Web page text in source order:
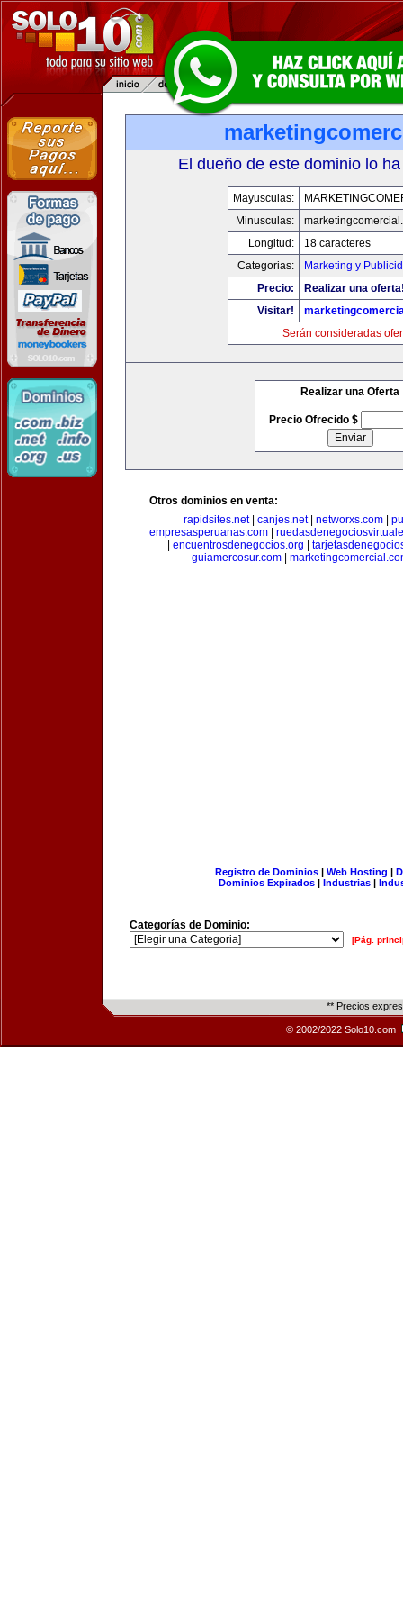
El dueño de este dominio lo
Mayusculas:
Minusculas:
Longitud:
18 caracteres
Categorias:
Marketing y
Precio:
Realizar una
Visitar!
Serán consideradas
Realizar una Oferta
Precio Ofrecido $
Otros dominios en venta:
rapidsites.net| canjes.net| networxs.com
empresasperuanas.com
encuentrosdenegocios.org
guiamercosur.com
Registro de Dominios| Web Hosting |
Dominios Expirados | Industrias |
Categorías de Dominio:
[Pág.
** Precios
© 2002/2022 Solo10.com